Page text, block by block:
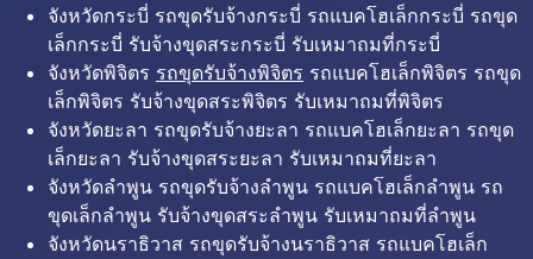
จังหวัดกระบี่ รถขุดรับจ้างกระบี่ รถแบคโฮเล็กกระบี่ รถขุด
เล็กกระบี่ รับจ้างขุดสระกระบี่ รับเหมาถมที่กระบี่
จังหวัดพิจิตร รถขุดรับจ้างพิจิตร รถแบคโฮเล็กพิจิตร รถขุด
เล็กพิจิตร รับจ้างขุดสระพิจิตร รับเหมาถมที่พิจิตร
จังหวัดยะลา รถขุดรับจ้างยะลา รถแบคโฮเล็กยะลา รถขุด
เล็กยะลา รับจ้างขุดสระยะลา รับเหมาถมที่ยะลา
จังหวัดลำพูน รถขุดรับจ้างลำพูน รถแบคโฮเล็กลำพูน รถ
ขุดเล็กลำพูน รับจ้างขุดสระลำพูน รับเหมาถมที่ลำพูน
จังหวัดนราธิวาส รถขุดรับจ้างนราธิวาส รถแบคโฮเล็ก